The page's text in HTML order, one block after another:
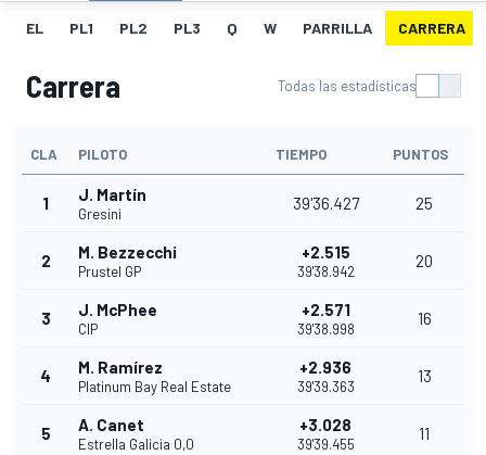
EL PL1 PL2 PL3 Q W PARRILLA CARRERA
Carrera Todas las estadísticas
CLA PILOTO TIEMPO PUNTOS
1 J. Martín
Gresini
39'36.427 25
2 M. Bezzecchi
Prustel GP
+2.515
39'38.942
20
3 J. McPhee
CIP
+2.571
39'38.998
16
4 M. Ramírez
Platinum Bay Real Estate
+2.936
39'39.363
13
5 A. Canet
Estrella Galicia 0,0
+3.028
39'39.455
11